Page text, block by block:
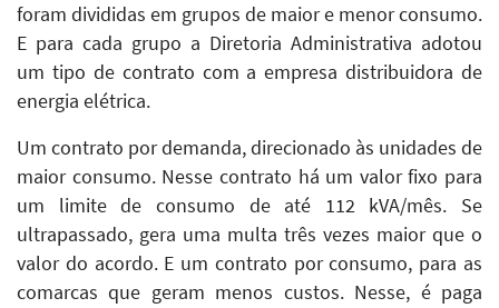
foram divididas em grupos de maior e menor consumo.
E para cada grupo a Diretoria Administrativa adotou
um tipo de contrato com a empresa distribuidora de
energia elétrica.
Um contrato por demanda, direcionado às unidades de
maior consumo. Nesse contrato há um valor fixo para
um limite de consumo de até 112 kVA/mês. Se
ultrapassado, gera uma multa três vezes maior que o
valor do acordo. E um contrato por consumo, para as
comarcas que geram menos custos. Nesse, é paga